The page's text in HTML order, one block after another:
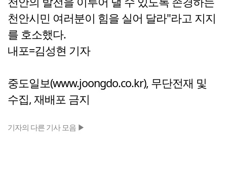
천안시민 여러분이 힘을 실어 달라"라고 지지
를 호소했다.
내포=김성현 기자
중도일보(www.joongdo.co.kr), 무단전재 및
수집, 재배포 금지
기자의 다른 기사 모음 ▶